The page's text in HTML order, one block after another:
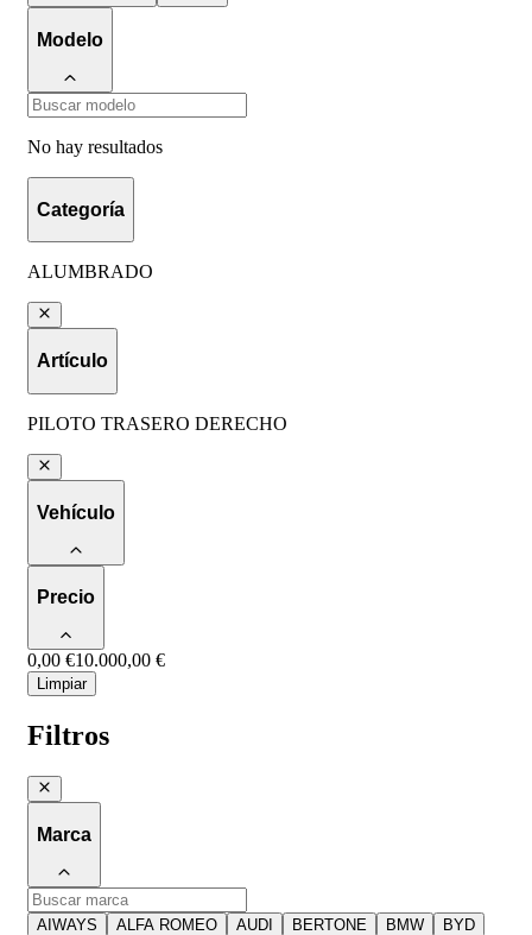
Modelo
No hay resultados
Categoría
ALUMBRADO
Artículo
PILOTO TRASERO DERECHO
Vehículo
Precio
0,00 €10.000,00 €
Limpiar
Filtros
Marca
AIWAYS ALFA ROMEO AUDI BERTONE BMW
BYD